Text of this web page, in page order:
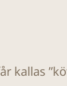
kallas